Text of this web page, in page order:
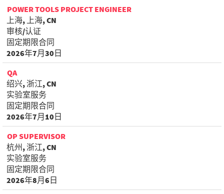
POWER TOOLS PROJECT ENGINEER
上海, 上海, CN
审核/认证
固定期限合同
2026年7月30日
QA
绍兴, 浙江, CN
实验室服务
固定期限合同
2026年7月10日
OP SUPERVISOR
杭州, 浙江, CN
实验室服务
固定期限合同
2026年8月6日